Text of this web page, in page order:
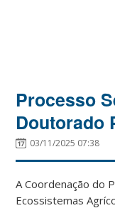
Processo
Doutorado
03/11/2025 07:38
A Coordenação do
Ecossistemas